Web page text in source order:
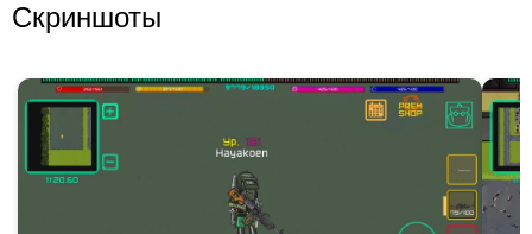
Скриншоты